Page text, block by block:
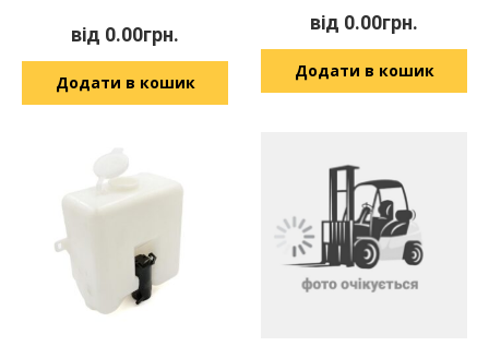
від 0.00грн.
Додати в кошик
від 0.00грн.
Додати в кошик